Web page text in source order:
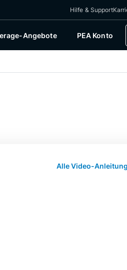
Hilfe & Support
Angebote PEA Konto
Alle Video-